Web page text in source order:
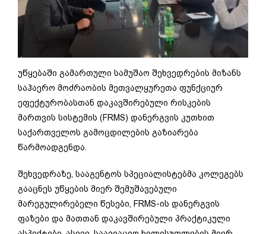
უწყებაში გამართული სამუშაო შეხვედრების მიზანს
საჰაერო მოძრაობის მეთვალყურეთა ფუნქციურ
ეფექტურობასთან დაკავშირებული რისკების
მართვის სისტემის (FRMS) დანერგვის კუთხით
საქართველოს გამოცდილების გაზიარება
წარმოადგენდა.
შეხვედრაზე, სააგენტოს სპეციალისტებმა კოლეგებს
გააცნეს უწყების მიერ შემუშავებული
მარეგულირებელი წესები, FRMS-ის დანერგვის
ფაზები და მათთან დაკავშირებული პრაქტიკული